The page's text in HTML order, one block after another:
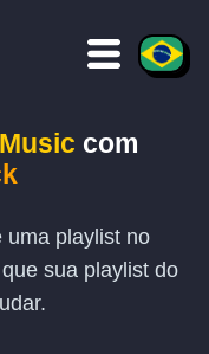
com
uma playlist no
sua playlist do